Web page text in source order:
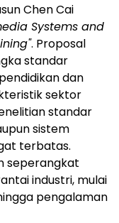
Chen Cai
Systems and
. Proposal
standar
dan
sektor
standar
sistem
terbatas.
seperangkat
industri, mulai
pengalaman